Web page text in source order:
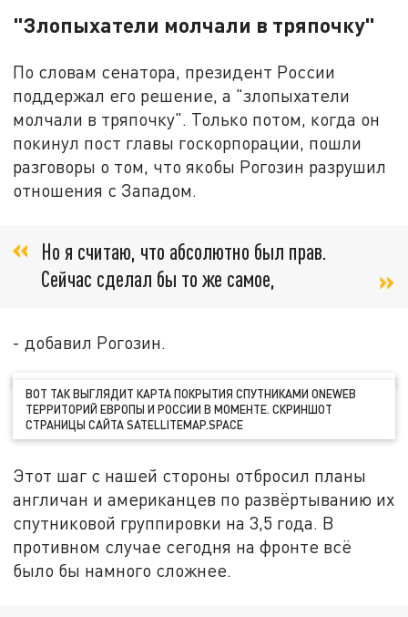
"Злопыхатели молчали в тряпочку"
По словам сенатора, президент России
поддержал его решение, а "злопыхатели
молчали в тряпочку". Только потом, когда он
покинул пост главы госкорпорации, пошли
разговоры о том, что якобы Рогозин разрушил
отношения с Западом.
Но я считаю, что абсолютно был прав.
Сейчас сделал бы то же самое,
- добавил Рогозин.
ВОТ ТАК ВЫГЛЯДИТ КАРТА ПОКРЫТИЯ СПУТНИКАМИ ONEWEB
ТЕРРИТОРИЙ ЕВРОПЫ И РОССИИ В МОМЕНТЕ. СКРИНШОТ
СТРАНИЦЫ САЙТА SATELLITEMAP.SPACE
Этот шаг с нашей стороны отбросил планы
англичан и американцев по развёртыванию их
спутниковой группировки на 3,5 года. В
противном случае сегодня на фронте всё
было бы намного сложнее.